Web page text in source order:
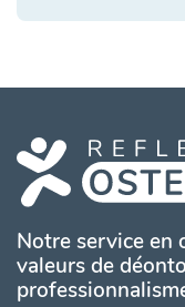
Notre service en
valeurs de